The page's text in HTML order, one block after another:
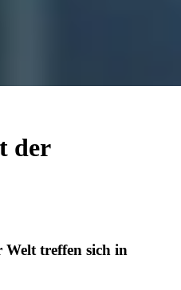
der
treffen sich in